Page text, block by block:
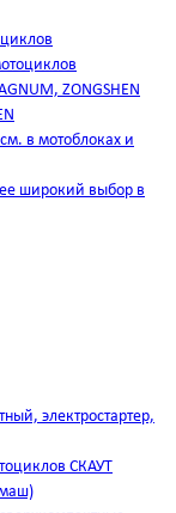
ZONGSHEN
в мотоблоках и
широкий выбор в
электростартер,
СКАУТ